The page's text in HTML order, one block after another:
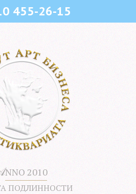
455-26-15
NNO 2010
ПОДЛИННОСТИ